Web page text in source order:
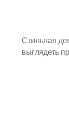
Стильная
выглядеть